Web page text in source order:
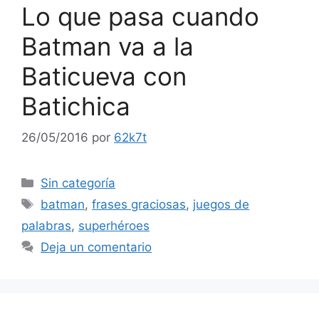
Lo que pasa cuando
Batman va a la
Baticueva con
Batichica
26/05/2016 por 62k7t
Categorías
Sin categoría
Etiquetas
batman,frases graciosas, juegos de
palabras, superhéroes
Deja un comentario